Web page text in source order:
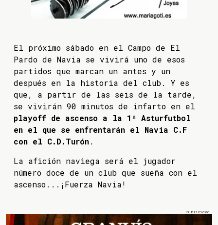
El próximo sábado en el Campo de El
Pardo de Navia se vivirá uno de esos
partidos que marcan un antes y un
después en la historia del club. Y es
que, a partir de las seis de la tarde,
se vivirán 90 minutos de infarto en el
playoff de ascenso a la 1ª Asturfutbol
en el que se enfrentarán el Navia C.F
con el C.D.Turón.
La afición naviega será el jugador
número doce de un club que sueña con el
ascenso...¡Fuerza Navia!